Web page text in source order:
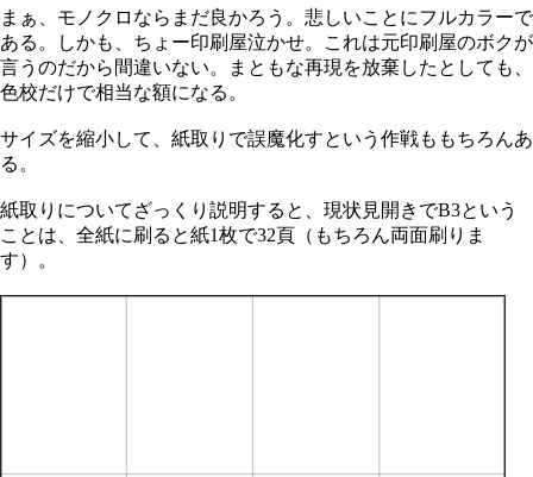
まぁ、モノクロならまだ良かろう。悲しいことにフルカラーで
ある。しかも、ちょー印刷屋泣かせ。これは元印刷屋のボクが
言うのだから間違いない。まともな再現を放棄したとしても、
色校だけで相当な額になる。
サイズを縮小して、紙取りで誤魔化すという作戦ももちろんあ
る。
紙取りについてざっくり説明すると、現状見開きでB3という
ことは、全紙に刷ると紙1枚で32頁（もちろん両面刷りま
す）。